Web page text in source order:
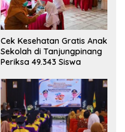
Cek Kesehatan Gratis Anak
Sekolah di Tanjungpinang
Periksa 49.343 Siswa